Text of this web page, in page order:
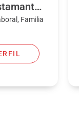
David Bustamante Toledo
Familia